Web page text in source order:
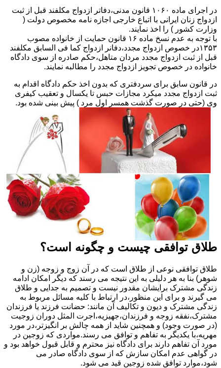
در اجرای ماده ۱۰۶۰ قانون مدنی،دفاتر ازدواج مکلفند قبل از ثبت
ازدواج زنان ایرانی با اتباع خارجی اجازه نامه مخصوص دولت (
وزارت کشور ) را اخذ نمایند.
با توجه به عدم نسخ ماده ۱۶ قانون حمایت از خانواده مصوب
۱۳۵۳در خصوص ازدواج مجدد،دفانر ازدواج کما فی السابق مکلفند
قبل از ثبت ازدواج مجدد مردان متاهل،حکم صادره از سوی دادگاه
خانواده در خصوص تجویز ازدواج مجدد را مطالبه نمایند.
در قانون سابق برای سردفتری که بدون اخذ حکم دادگاه اقدام به
ثبت ازدواج مجدد میکرد مجازات حبس تا یکسال و تعقیب کیفری
وی (حتی در صورت گذشت همسر اول مرد ) پیش بینی شده بود.
طلاق توافقی چیست و چگونه است؟
طلاق توافقی نوعی از طلاق است که در آن زوج و زوجه (زن و
شوهر) بنا به هر دلیلی به این نتیجه می رسند که دیگر امکان ادامه
زندگی مشترک برایشان مقدور نیست و تصمیم به جدایی و طلاق
می گیرند و برای این منظور،در ارتباط با کلیه مسائل مربوط به
زندگی مشترک و دیون و تکالیف آن مانند: حضانت فرزند یا فرزندان
مشترک،نفقه زوجه و فرزندان،جهیزیه،اجرت المثل دوران زوجیت
(در صورت وجود) و همچنین شاید از همه چالش بر انگیزتر،در مورد
مهریه،با یکدیگر به تفاهم و توافق می رسند.مواردی که زوجین در
مورد آن تفاهم دارند برای دادگاه نیز محترم و قابل قبول خواهد بود و
در گواهی عدم امکان سازش که از سوی دادگاه صادر می
شود،موارد توافق شده زوجین قید می شود.